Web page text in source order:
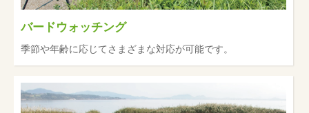
バードウォッチング
季節や年齢に応じてさまざまな対応が可能です。